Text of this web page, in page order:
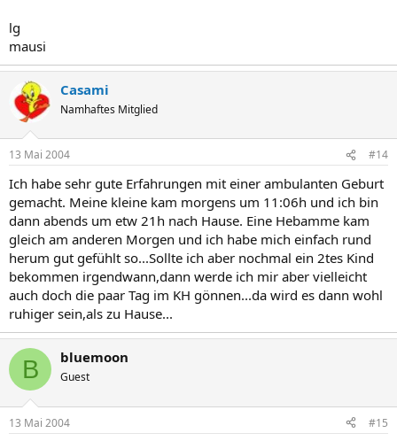
lg
mausi
Casami
Namhaftes Mitglied
13 Mai 2004 #14
Ich habe sehr gute Erfahrungen mit einer ambulanten Geburt
gemacht. Meine kleine kam morgens um 11:06h und ich bin
dann abends um etw 21h nach Hause. Eine Hebamme kam
gleich am anderen Morgen und ich habe mich einfach rund
herum gut gefühlt so...Sollte ich aber nochmal ein 2tes Kind
bekommen irgendwann,dann werde ich mir aber vielleicht
auch doch die paar Tag im KH gönnen...da wird es dann wohl
ruhiger sein,als zu Hause...
B bluemoon
Guest
13 Mai 2004 #15